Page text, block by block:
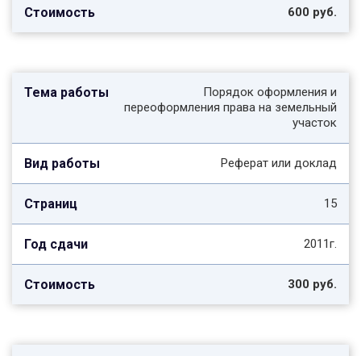
600 руб.
Порядок оформления и
переоформления права на земельный
участок
Реферат или доклад
15
2011г.
300 руб.